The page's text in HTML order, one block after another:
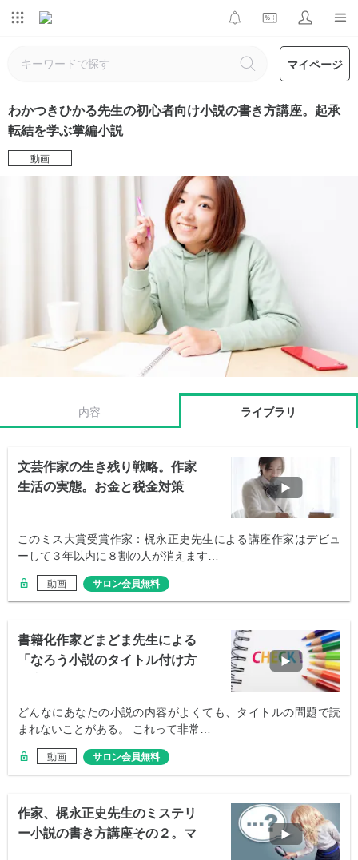
マイページ
わかつきひかる先生の初心者向け小説の書き方講座。起承
転結を学ぶ掌編小説
動画
内容 ライブラリ
文芸作家の生き残り戦略。作家
生活の実態。お金と税金対策
このミス大賞受賞作家：梶永正史先生による講座作家はデビュ
ーして３年以内に８割の人が消えます…
動画 サロン会員無料
書籍化作家どまどま先生による
「なろう小説のタイトル付け方
どんなにあなたの小説の内容がよくても、タイトルの問題で読
まれないことがある。 これって非常…
動画 サロン会員無料
作家、梶永正史先生のミステリ
ー小説の書き方講座その２。マ